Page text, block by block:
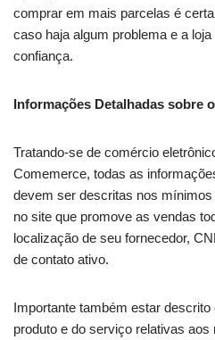
comprar em mais parcelas é
caso haja algum problema e a
confiança.
Informações Detalhadas sobre
Tratando-se de comércio
Comemerce, todas as
devem ser descritas nos
no site que promove as vendas
localização de seu fornecedor,
de contato ativo.
Importante também estar
produto e do serviço relativas